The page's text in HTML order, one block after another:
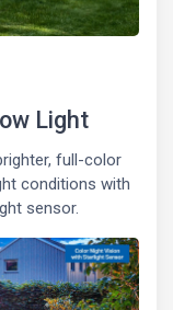
Light
full-color
conditions with
sensor.